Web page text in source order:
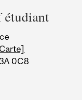
étudiant
0C8